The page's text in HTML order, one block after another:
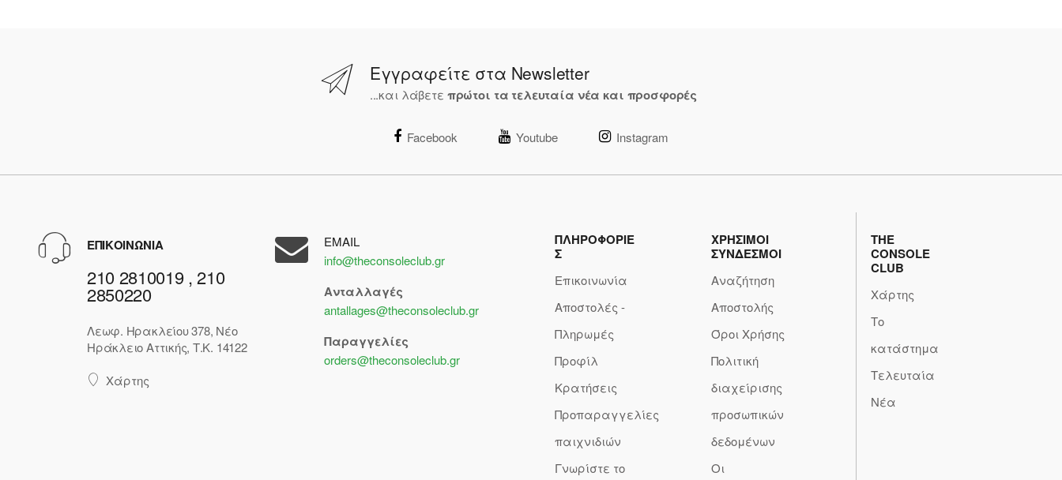
Εγγραφείτε στα Newsletter
...και λάβετε πρώτοι τα τελευταία νέα και προσφορές
Facebook Youtube Instagram
ΕΠΙΚΟΙΝΩΝΙΑ
210 2810019 , 210
2850220
Λεωφ. Ηρακλείου 378, Νέο
Ηράκλειο Αττικής, Τ.Κ. 14122
Χάρτης
EMAIL
info@theconsoleclub.gr
Ανταλλαγές
antallages@theconsoleclub.gr
Παραγγελίες
orders@theconsoleclub.gr
ΠΛΗΡΟΦΟΡΙΕ
Σ
Επικοινωνία
Αποστολές -
Πληρωμές
Προφίλ
Κρατήσεις
Προπαραγγελίες
παιχνιδιών
Γνωρίστε το
ΧΡΗΣΙΜΟΙ
ΣΥΝΔΕΣΜΟΙ
Αναζήτηση
Αποστολής
Όροι Χρήσης
Πολιτική
διαχείρισης
προσωπικών
δεδομένων
Οι
THE
CONSOLE
CLUB
Χάρτης
Το
κατάστημα
Τελευταία
Νέα